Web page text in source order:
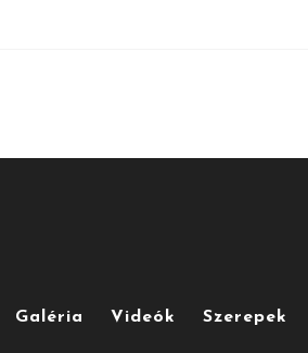
Galéria Videók Szerepek